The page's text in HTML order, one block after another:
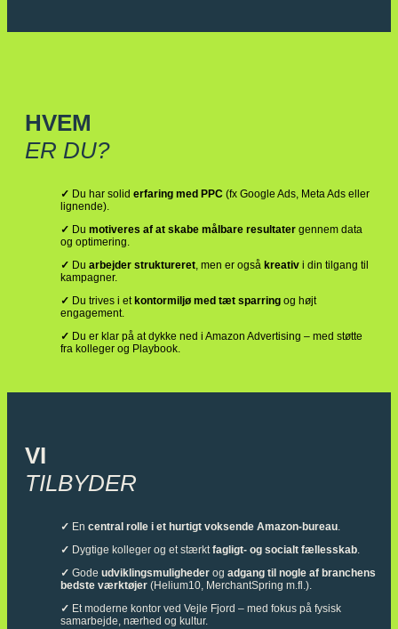
HVEM
ER DU?
✓ Du har solid erfaring med PPC (fx Google Ads, Meta Ads eller
lignende).
✓ Du motiveres af at skabe målbare resultater gennem data
og optimering.
✓ Du arbejder struktureret , men er også kreativ i din tilgang til
kampagner.
✓ Du trives i etkontormiljø med tæt sparring og højt
engagement.
✓ Du er klar på at dykke ned i Amazon Advertising – med støtte
fra kolleger og Playbook.
VI
TILBYDER
✓ En central rolle i et hurtigt voksende Amazon-bureau.
✓ Dygtige kolleger og et stærktfagligt- og socialt fællesskab.
✓ Gode udviklingsmuligheder og adgang til nogle af branchens
bedste værktøjer (Helium10, MerchantSpring m.fl.).
✓ Et moderne kontor ved Vejle Fjord – med fokus på fysisk
samarbejde, nærhed og kultur.